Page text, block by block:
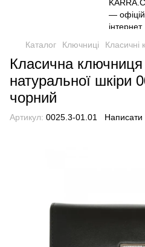
Каталог Ключниці Класичні
Класична
натуральної шкіри
чорний
Артикул: 0025.3-01.01 Написати